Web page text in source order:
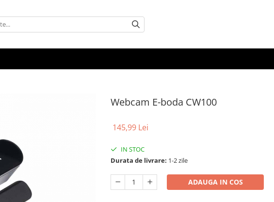
Webcam E-boda CW100
145,99 Lei
IN STOC
Durata de livrare: 1-2 zile
ADAUGA IN COS